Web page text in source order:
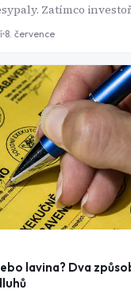
Zatímco
ti s rozloženým
8. července
lavina? Dva